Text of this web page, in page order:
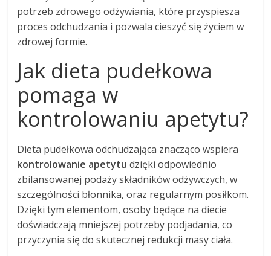
potrzeb zdrowego odżywiania, które przyspiesza
proces odchudzania i pozwala cieszyć się życiem w
zdrowej formie.
Jak dieta pudełkowa
pomaga w
kontrolowaniu apetytu?
Dieta pudełkowa odchudzająca znacząco wspiera
kontrolowanie apetytu dzięki odpowiednio
zbilansowanej podaży składników odżywczych, w
szczególności błonnika, oraz regularnym posiłkom.
Dzięki tym elementom, osoby będące na diecie
doświadczają mniejszej potrzeby podjadania, co
przyczynia się do skutecznej redukcji masy ciała.